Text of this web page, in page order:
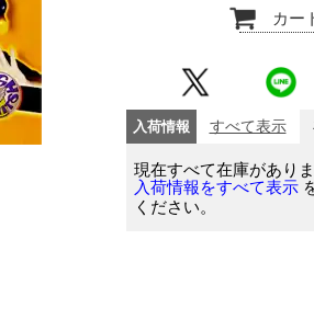
カー
入荷情報 すべて表示
現在すべて在庫がありま
入荷情報をすべて表示
ください。